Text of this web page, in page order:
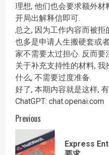
理想, 他们也会要求额外材
开局出解释信即可.
总之, 因为工作内容而被拒
也多是申请人生搬硬套或
家不需要太过担心. 反而要
关于补充支持性的材料,
什么, 不需要过度准备.
好了, 本期内容就是这样,
ChatGPT: chat.openai.com
Post
navigation
Previous
Express